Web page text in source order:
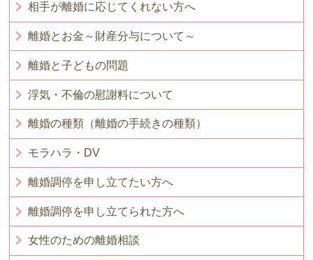
相手が離婚に応じてくれない方へ
離婚とお金～財産分与について～
離婚と子どもの問題
浮気・不倫の慰謝料について
離婚の種類（離婚の手続きの種類）
モラハラ・DV
離婚調停を申し立てたい方へ
離婚調停を申し立てられた方へ
女性のための離婚相談